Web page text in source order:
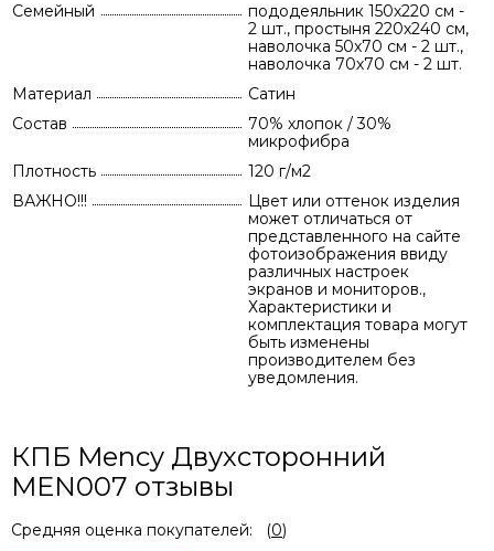
Семейный
пододеяльник 150х220 см -
2 шт., простыня 220х240 см,
наволочка 50х70 см - 2 шт.,
наволочка 70х70 см - 2 шт.
Материал
Сатин
Состав
70% хлопок / 30%
микрофибра
Плотность
120 г/м2
ВАЖНО!!!
Цвет или оттенок изделия
может отличаться от
представленного на сайте
фотоизображения ввиду
различных настроек
экранов и мониторов.,
Характеристики и
комплектация товара могут
быть изменены
производителем без
уведомления.
КПБ Mency Двухсторонний
MEN007 отзывы
Средняя оценка покупателей: (0)